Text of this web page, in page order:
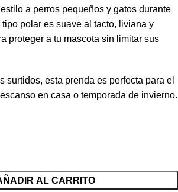
a perros pequeños y gatos durante
tipo polar es suave al tacto, liviana y
proteger a tu mascota sin limitar sus
surtidos, esta prenda es perfecta para el
en casa o temporada de invierno.
AL CARRITO